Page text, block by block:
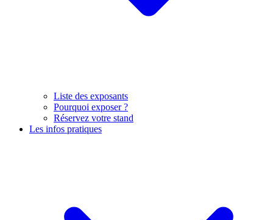
Liste des exposants
Pourquoi exposer ?
Réservez votre stand
Les infos pratiques